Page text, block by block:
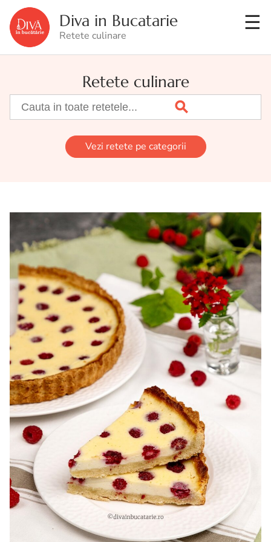
Diva in Bucatarie
Retete culinare
Retete culinare
Vezi retete pe categorii